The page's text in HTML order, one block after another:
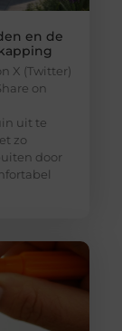
en de
X (Twitter)
on
uit te
zo
door